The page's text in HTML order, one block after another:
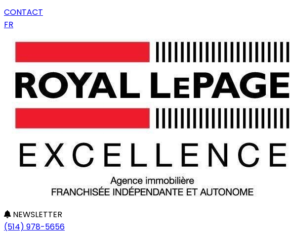
CONTACT
FR
NEWSLETTER
(514) 978-5656